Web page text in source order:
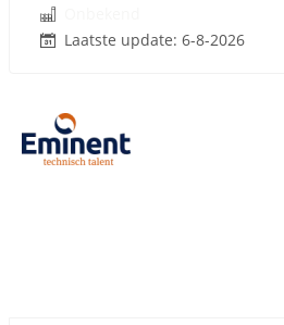
Laatste update: 6-8-2026